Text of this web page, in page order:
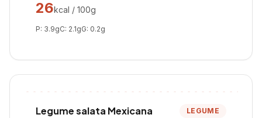
26kcal / 100g
P: 3.9gC: 2.1gG: 0.2g
Legume salata Mexicana
LEGUME